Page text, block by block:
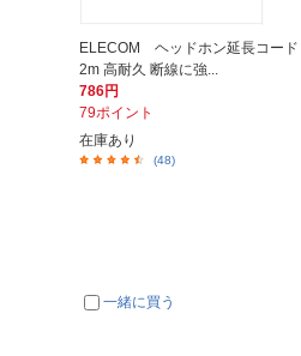
ELECOM ヘッドホン延長コード
2m 高耐久 断線に強...
786円
79ポイント
在庫あり
(48)
一緒に買う